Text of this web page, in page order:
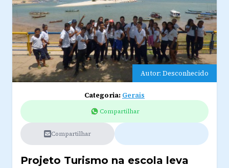
Autor: Desconhecido
Categoria: Gerais
Compartilhar
Compartilhar
Projeto Turismo na escola leva